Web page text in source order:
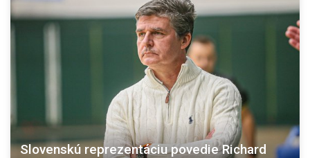
Slovenskú reprezentáciu povedie Richard